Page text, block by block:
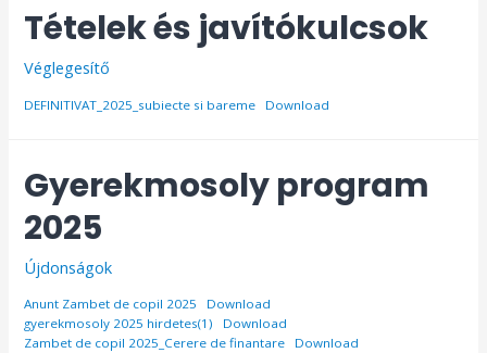
Tételek és javítókulcsok
Véglegesítő
DEFINITIVAT_2025_subiecte si bareme Download
Gyerekmosoly program
2025
Újdonságok
Anunt Zambet de copil 2025
Download
gyerekmosoly 2025 hirdetes(1)
Download
Zambet de copil 2025_Cerere de finantare
Download